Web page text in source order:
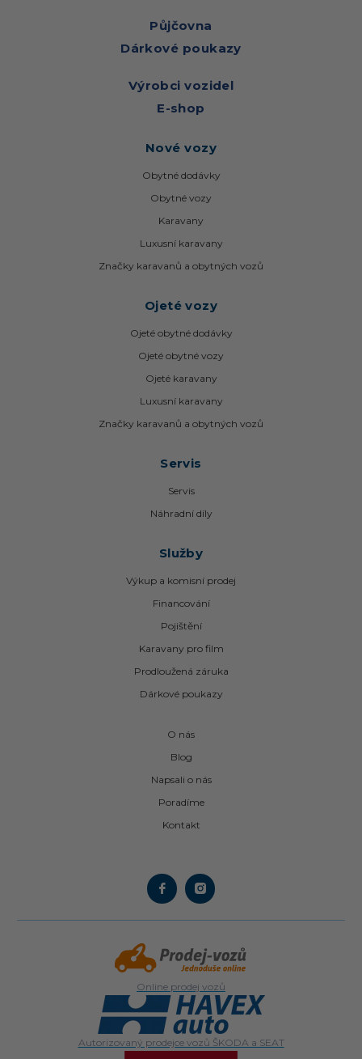
Půjčovna
Dárkové poukazy
Výrobci vozidel
E-shop
Nové vozy
Obytné dodávky
Obytné vozy
Karavany
Luxusní karavany
Značky karavanů a obytných vozů
Ojeté vozy
Ojeté obytné dodávky
Ojeté obytné vozy
Ojeté karavany
Luxusní karavany
Značky karavanů a obytných vozů
Servis
Servis
Náhradní díly
Služby
Výkup a komisní prodej
Financování
Pojištění
Karavany pro film
Prodloužená záruka
Dárkové poukazy
O nás
Blog
Napsali o nás
Poradíme
Kontakt
Online prodej vozů
Autorizovaný prodejce vozů ŠKODA a SEAT